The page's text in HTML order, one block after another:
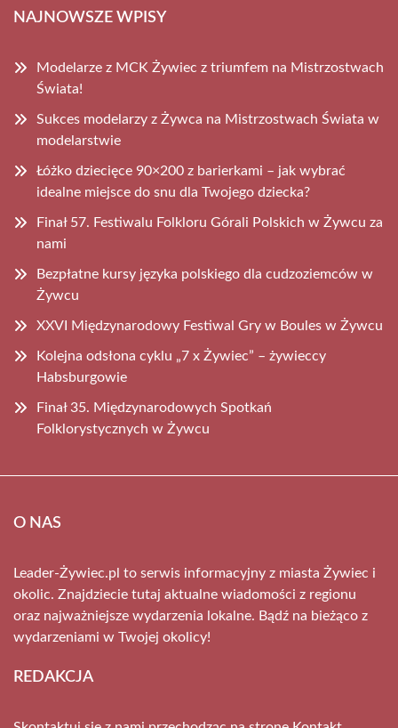
NAJNOWSZE WPISY
Modelarze z MCK Żywiec z triumfem na Mistrzostwach
Świata!
Sukces modelarzy z Żywca na Mistrzostwach Świata w
modelarstwie
Łóżko dziecięce 90×200 z barierkami – jak wybrać
idealne miejsce do snu dla Twojego dziecka?
Finał 57. Festiwalu Folkloru Górali Polskich w Żywcu za
nami
Bezpłatne kursy języka polskiego dla cudzoziemców w
Żywcu
XXVI Międzynarodowy Festiwal Gry w Boules w Żywcu
Kolejna odsłona cyklu „7 x Żywiec” – żywieccy
Habsburgowie
Finał 35. Międzynarodowych Spotkań
Folklorystycznych w Żywcu
O NAS
Leader-Żywiec.pl to serwis informacyjny z miasta Żywiec i
okolic. Znajdziecie tutaj aktualne wiadomości z regionu
oraz najważniejsze wydarzenia lokalne. Bądź na bieżąco z
wydarzeniami w Twojej okolicy!
REDAKCJA